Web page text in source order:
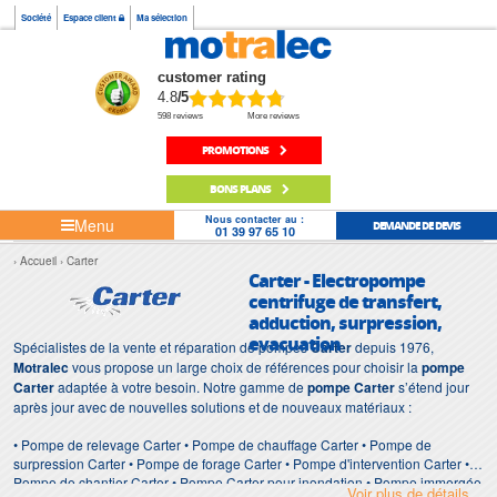
Société Espace client Ma sélection
customer rating
4.8/5
598 reviews More reviews
PROMOTIONS
BONS PLANS
Menu Nous contacter au :
01 39 97 65 10 DEMANDE DE DEVIS
Accueil Carter
Carter - Electropompe
centrifuge de transfert,
adduction, surpression,
evacuation
Spécialistes de la vente et réparation de pompesCarterdepuis 1976,
Motralecvous propose un large choix de références pour choisir la pompe
Carteradaptée à votre besoin. Notre gamme depompe Carters’étend jour
après jour avec de nouvelles solutions et de nouveaux matériaux :
• Pompe de relevage Carter • Pompe de chauffage Carter • Pompe de
surpression Carter • Pompe de forage Carter • Pompe d'intervention Carter •
Pompe de chantier Carter • Pompe Carter pour inondation • Pompe immergée